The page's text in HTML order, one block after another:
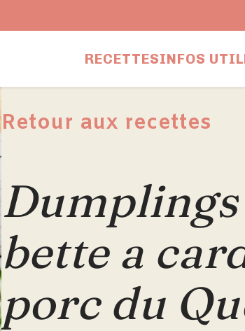
RECETTESINFOS
Retour aux recettes
Dumplings
bette a
porc du